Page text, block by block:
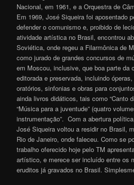
Nacional, em 1961, e a Orquestra de
Em 1969, José Siqueira foi aposentado
defender o comunismo e, proibido de
atividade artística no Brasil, encontrou
Soviética, onde regeu a Filarmônica de
como jurado de grandes concursos de
em Moscou, inclusive, que boa parte da
editorada e preservada, incluindo
oratórios, sinfonias e obras para
ainda livros didáticos, tais como “Canto
“Música para a juventude” (quatro
instrumentação”. Com a abertura
José Siqueira voltou a residir no Brasil,
Rio de Janeiro, onde faleceu. Como se
trabalho oferecido hoje pelo TM
artístico, e merece ser incluído entre os
eruditos já gravados no Brasil.